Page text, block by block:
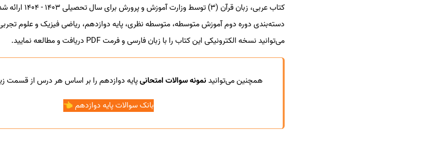
کتاب عربی، زبان قرآن
دسته‌بندی دوره دوم آموزش متوسطه، متوسطه نظری، پایه دوازدهم، ریاضی فیزیک و علوم تجربی
می‌توانید نسخه الکترونیکی این کتاب را با زبان فارسی و فرمت PDF دریافت و مطالعه نمایید.
همچنین می‌توانیدنمونه سوالات امتحانیپایه دوازدهم را بر اساس هر درس از قسمت
بانک سوالات پایه دوازدهم 👈